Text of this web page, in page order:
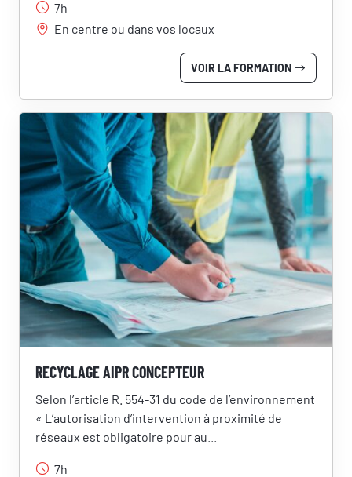
7h
En centre ou dans vos locaux
VOIR LA FORMATION
RECYCLAGE AIPR CONCEPTEUR
Selon l’article R. 554-31 du code de l’environnement
« L’autorisation d’intervention à proximité de
réseaux est obligatoire pour au...
7h
Numéro de téléphone
Votre message
RÉSERVER
SI.Groupe utilise vos données pour répondre à votre demande et, avec
votre accord, vous adresser ses offres. Pour en savoir plus, consultez